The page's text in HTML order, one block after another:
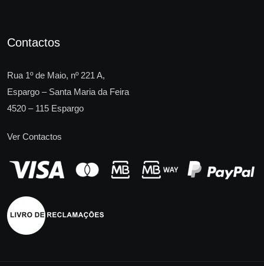
Contactos
Rua 1º de Maio, nº 221 A,
Espargo – Santa Maria da Feira
4520 – 115 Espargo
Ver Contactos